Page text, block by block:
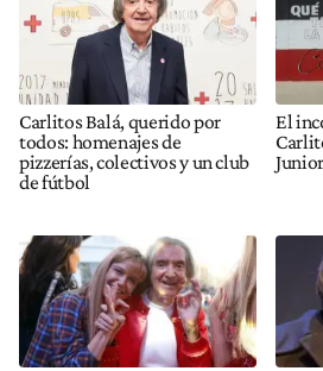
Carlitos Balá, querido por
todos: homenajes de
pizzerías, colectivos y un club
de fútbol
El